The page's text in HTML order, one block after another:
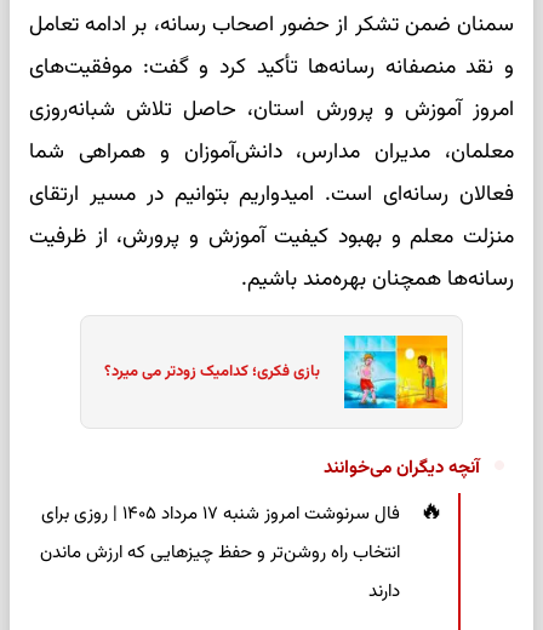
سمنان ضمن تشکر از حضور اصحاب رسانه، بر ادامه تعامل
و نقد منصفانه رسانه‌ها تأکید کرد و گفت: موفقیت‌های
امروز آموزش و پرورش استان، حاصل تلاش شبانه‌روزی
معلمان، مدیران مدارس، دانش‌آموزان و همراهی شما
فعالان رسانه‌ای است. امیدواریم بتوانیم در مسیر ارتقای
منزلت معلم و بهبود کیفیت آموزش و پرورش، از ظرفیت
رسانه‌ها همچنان بهره‌مند باشیم.
بازی فکری؛ کدامیک زودتر می میرد؟
آنچه دیگران می‌خوانند
فال سرنوشت امروز شنبه ۱۷ مرداد ۱۴۰۵ | روزی برای
انتخاب راه روشن‌تر و حفظ چیزهایی که ارزش ماندن
دارند